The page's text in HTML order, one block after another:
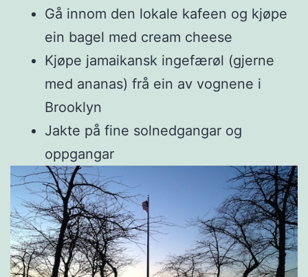
Gå innom den lokale kafeen og kjøpe
ein bagel med cream cheese
Kjøpe jamaikansk ingefærøl (gjerne
med ananas) frå ein av vognene i
Brooklyn
Jakte på fine solnedgangar og
oppgangar